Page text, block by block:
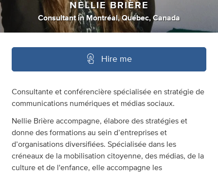
NELLIE BRIÈRE
Consultant in Montréal, Québec, Canada
Hire me
Consultante et conférencière spécialisée en stratégie de
communications numériques et médias sociaux.
Nellie Brière accompagne, élabore des stratégies et
donne des formations au sein d’entreprises et
d’organisations diversifiées. Spécialisée dans les
créneaux de la mobilisation citoyenne, des médias, de la
culture et de l'enfance, elle accompagne les